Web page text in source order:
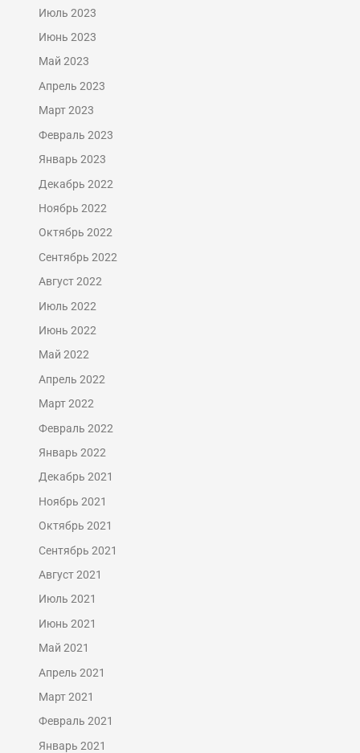
Июль 2023
Июнь 2023
Май 2023
Апрель 2023
Март 2023
Февраль 2023
Январь 2023
Декабрь 2022
Ноябрь 2022
Октябрь 2022
Сентябрь 2022
Август 2022
Июль 2022
Июнь 2022
Май 2022
Апрель 2022
Март 2022
Февраль 2022
Январь 2022
Декабрь 2021
Ноябрь 2021
Октябрь 2021
Сентябрь 2021
Август 2021
Июль 2021
Июнь 2021
Май 2021
Апрель 2021
Март 2021
Февраль 2021
Январь 2021